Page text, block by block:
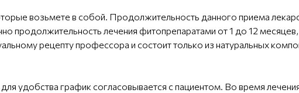
возьмете в собой. Продолжительность данного приема
продолжительность лечения фитопрепаратами от 1 до 12
рецепту профессора и состоит только из натуральных
удобства график согласовывается с пациентом. Во время